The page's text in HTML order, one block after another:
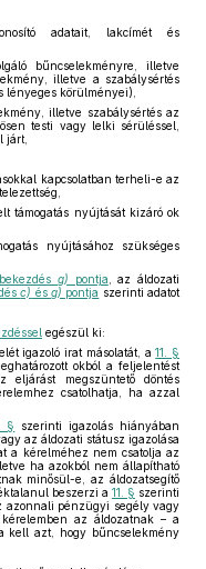
adatait, lakcímét és
bűncselekményre, illetve
illetve a szabálysértés
lényeges körülményei),
illetve szabálysértés az
testi vagy lelki sérüléssel,
járt,
kapcsolatban terheli-e az
támogatás nyújtását kizáró ok
nyújtásához szükséges
g) pontja , az áldozati
c) ésg) pontja szerinti adatot
egészül ki:
igazoló irat másolatát, a11. §
okból a feljelentést
eljárást megszüntető döntés
csatolhatja, ha azzal
§
szerinti igazolás hiányában
az áldozati státusz igazolása
a kérelméhez nem csatolja az
ha azokból nem állapítható
minősül-e, az áldozatsegítő
beszerzi a 11. § szerinti
azonnali pénzügyi segély vagy
az áldozatnak – a
kell azt, hogy bűncselekmény